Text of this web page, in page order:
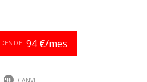
DES DE 94 €/mes
CANVI